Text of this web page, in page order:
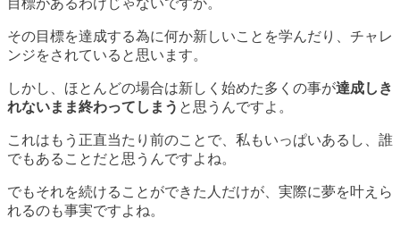
目標があるわけじゃないですか。
その目標を達成する為に何か新しいことを学んだり、チャレ
ンジをされていると思います。
しかし、ほとんどの場合は新しく始めた多くの事が達成しき
れないまま終わってしまう と思うんですよ。
これはもう正直当たり前のことで、私もいっぱいあるし、誰
でもあることだと思うんですよね。
でもそれを続けることができた人だけが、実際に夢を叶えら
れるのも事実ですよね。